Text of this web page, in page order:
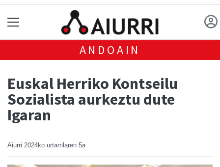
ANDOAIN
Euskal Herriko Kontseilu
Sozialista aurkeztu dute
Igaran
Aiurri 2024ko urtarrilaren 5a